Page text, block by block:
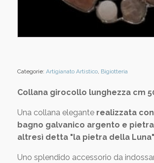
Categorie: Artigianato Artistico Bigiotteria
Collana girocollo lunghezza cm
Una collana elegante realizzata
bagno galvanico argento e pietra
altresì detta "la pietra della Luna"
Uno splendido accessorio da